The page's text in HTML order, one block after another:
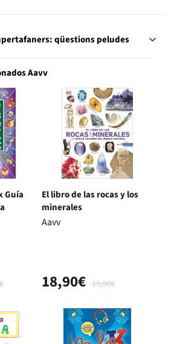
qüestions peludes
Aavv
Guía
El libro de las rocas y los
minerales
Aavv
19,90€
18,90€